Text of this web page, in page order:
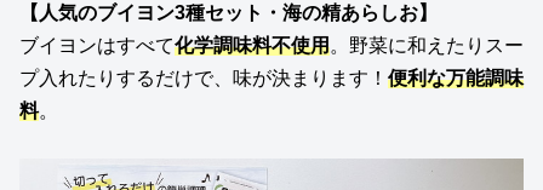
【 人気のブイヨン3種セット・海の精あらしお】
ブイヨンはすべて化学調味料不使用。野菜に和えたりスー
プ入れたりするだけで、味が決まります！ 便利な万能調味
料。